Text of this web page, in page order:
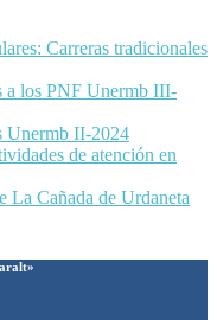
Carreras tradicionales
a los PNF Unermb III-
Unermb II-2024
de atención en
La Cañada de Urdaneta